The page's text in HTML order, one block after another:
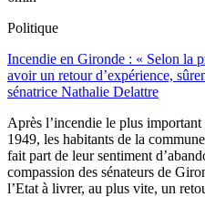
Politique
Incendie en Gironde : « Selon la
avoir un retour d’expérience,
sénatrice Nathalie Delattre
Après l’incendie le plus
1949, les habitants de la
fait part de leur sentiment
compassion des sénateurs de
l’Etat à livrer, au plus vite, un